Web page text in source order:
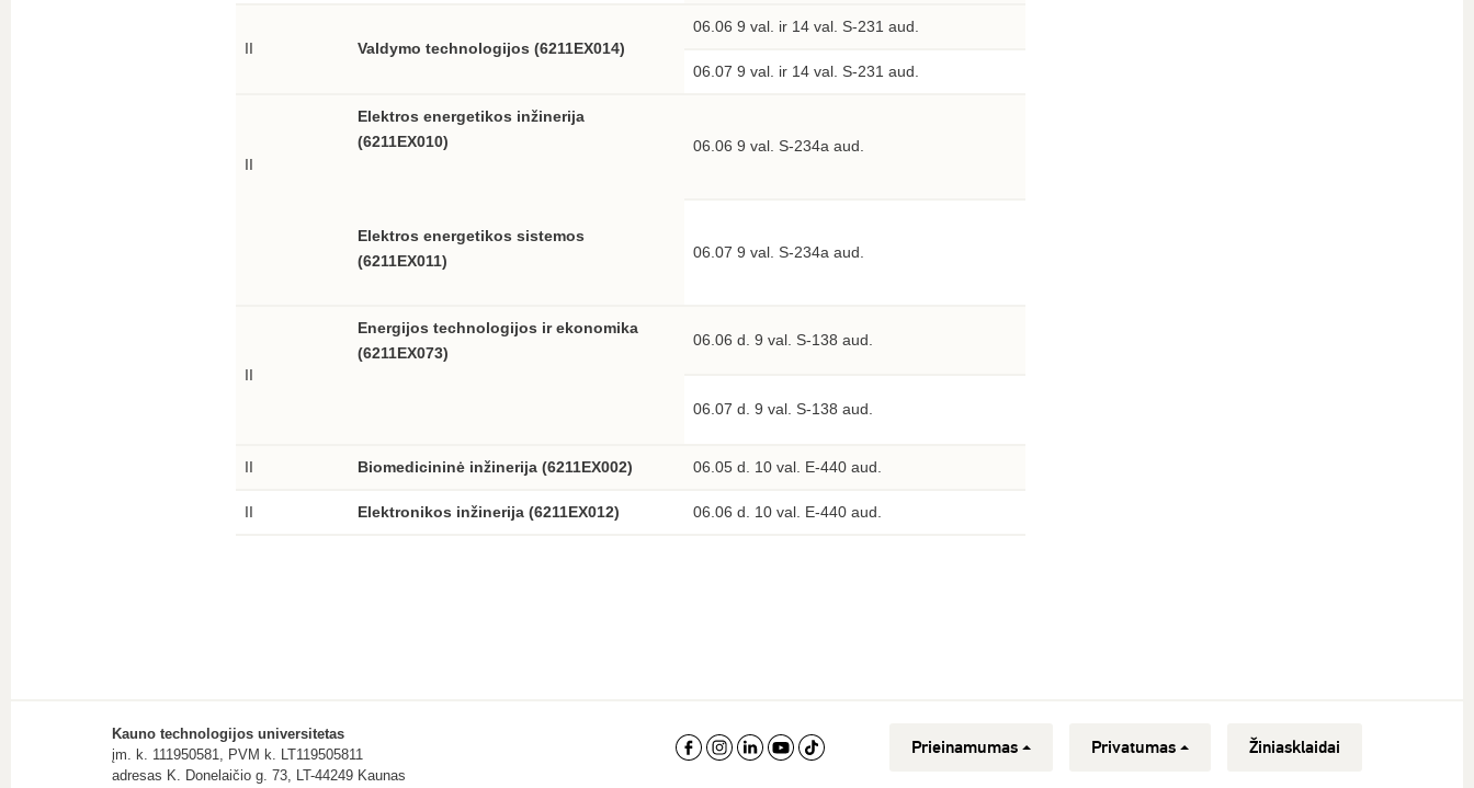
II Valdymo technologijos (6211EX014)
06.06 9 val. ir 14 val. S-231 aud.
06.07 9 val. ir 14 val. S-231 aud.
II
Elektros energetikos inžinerija
(6211EX010)
Elektros energetikos sistemos
(6211EX011)
06.06 9 val. S-234a aud.
06.07 9 val. S-234a aud.
II
Energijos technologijos ir ekonomika
(6211EX073)
06.06 d. 9 val. S-138 aud.
06.07 d. 9 val. S-138 aud.
II Biomedicininė inžinerija (6211EX002) 06.05 d. 10 val. E-440 aud.
II Elektronikos inžinerija (6211EX012) 06.06 d. 10 val. E-440 aud.
Kauno technologijos universitetas
įm. k. 111950581, PVM k. LT119505811
adresas K. Donelaičio g. 73, LT-44249 Kaunas
Prieinamumas Privatumas Žiniasklaidai